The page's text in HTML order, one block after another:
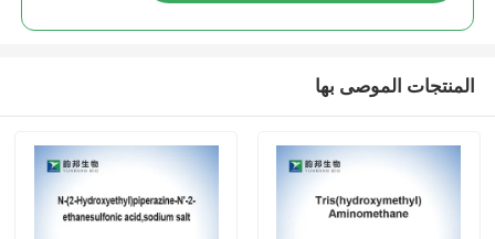
المنتجات الموصى بها